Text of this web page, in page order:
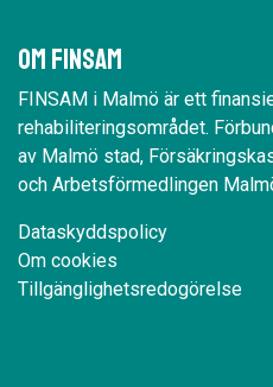
Om Finsam
FINSAM i Malmö är ett
rehabiliteringsområdet.
av Malmö stad,
och Arbetsförmedlingen
Dataskyddspolicy
Om cookies
Tillgänglighetsredogörelse